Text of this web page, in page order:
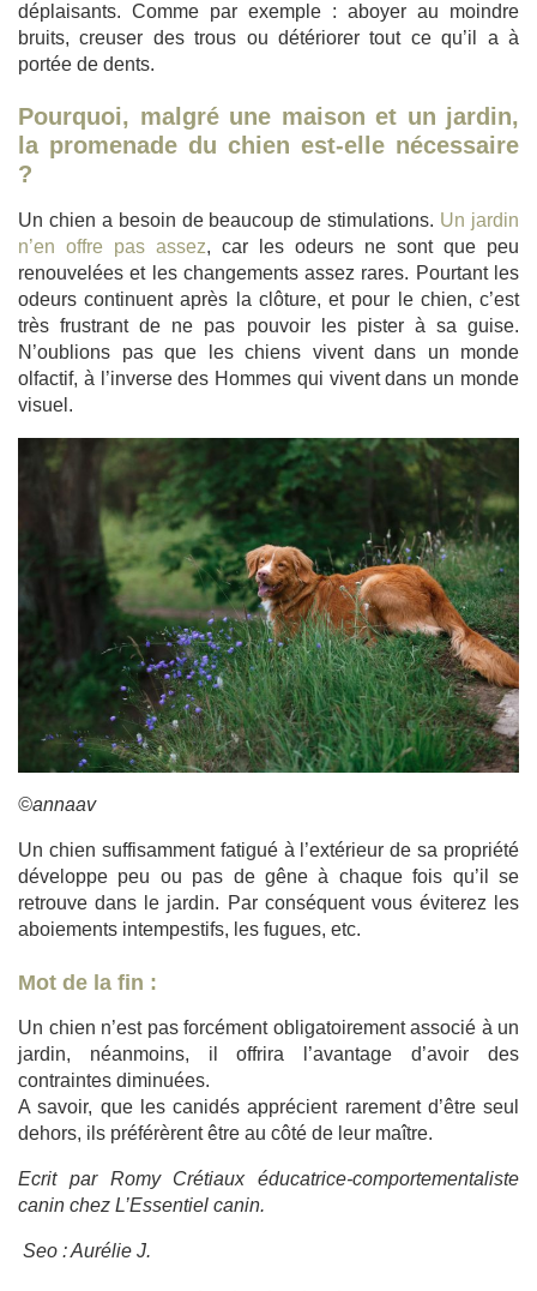
déplaisants. Comme par exemple : aboyer au moindre
bruits, creuser des trous ou détériorer tout ce qu’il a à
portée de dents.
Pourquoi, malgré une maison et un jardin,
la promenade du chien est-elle nécessaire
?
Un chien a besoin de beaucoup de stimulations. Un jardin
n’en offre pas assez, car les odeurs ne sont que peu
renouvelées et les changements assez rares. Pourtant les
odeurs continuent après la clôture, et pour le chien, c’est
très frustrant de ne pas pouvoir les pister à sa guise.
N’oublions pas que les chiens vivent dans un monde
olfactif, à l’inverse des Hommes qui vivent dans un monde
visuel.
©annaav
Un chien suffisamment fatigué à l’extérieur de sa propriété
développe peu ou pas de gêne à chaque fois qu’il se
retrouve dans le jardin. Par conséquent vous éviterez les
aboiements intempestifs, les fugues, etc.
Mot de la fin :
Un chien n’est pas forcément obligatoirement associé à un
jardin, néanmoins, il offrira l’avantage d’avoir des
contraintes diminuées.
A savoir, que les canidés apprécient rarement d’être seul
dehors, ils préférèrent être au côté de leur maître.
Ecrit par Romy Crétiaux éducatrice-comportementaliste
canin chez L’Essentiel canin.
Seo : Aurélie J.